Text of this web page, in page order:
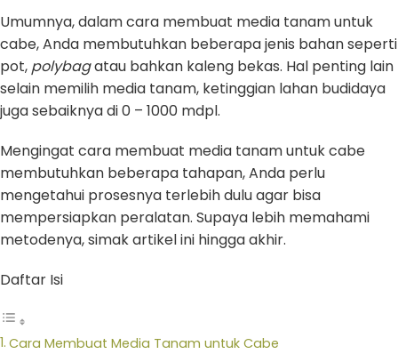
Umumnya, dalam cara membuat media tanam untuk
cabe, Anda membutuhkan beberapa jenis bahan seperti
pot, polybagatau bahkan kaleng bekas. Hal penting lain
selain memilih media tanam, ketinggian lahan budidaya
juga sebaiknya di 0 – 1000 mdpl.
Mengingat cara membuat media tanam untuk cabe
membutuhkan beberapa tahapan, Anda perlu
mengetahui prosesnya terlebih dulu agar bisa
mempersiapkan peralatan. Supaya lebih memahami
metodenya, simak artikel ini hingga akhir.
Daftar Isi
Cara Membuat Media Tanam untuk Cabe